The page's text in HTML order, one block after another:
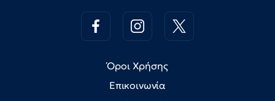
Όροι Χρήσης
Επικοινωνία